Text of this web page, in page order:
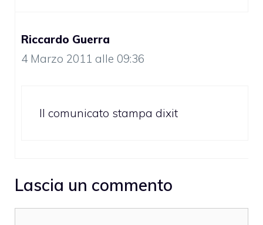
Riccardo Guerra
4 Marzo 2011 alle 09:36
Il comunicato stampa dixit
Lascia un commento